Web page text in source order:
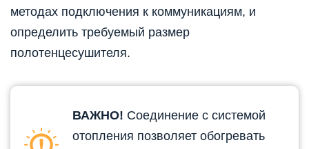
методах подключения к коммуникациям, и
определить требуемый размер
полотенцесушителя.
ВАЖНО! Соединение с системой
отопления позволяет обогревать